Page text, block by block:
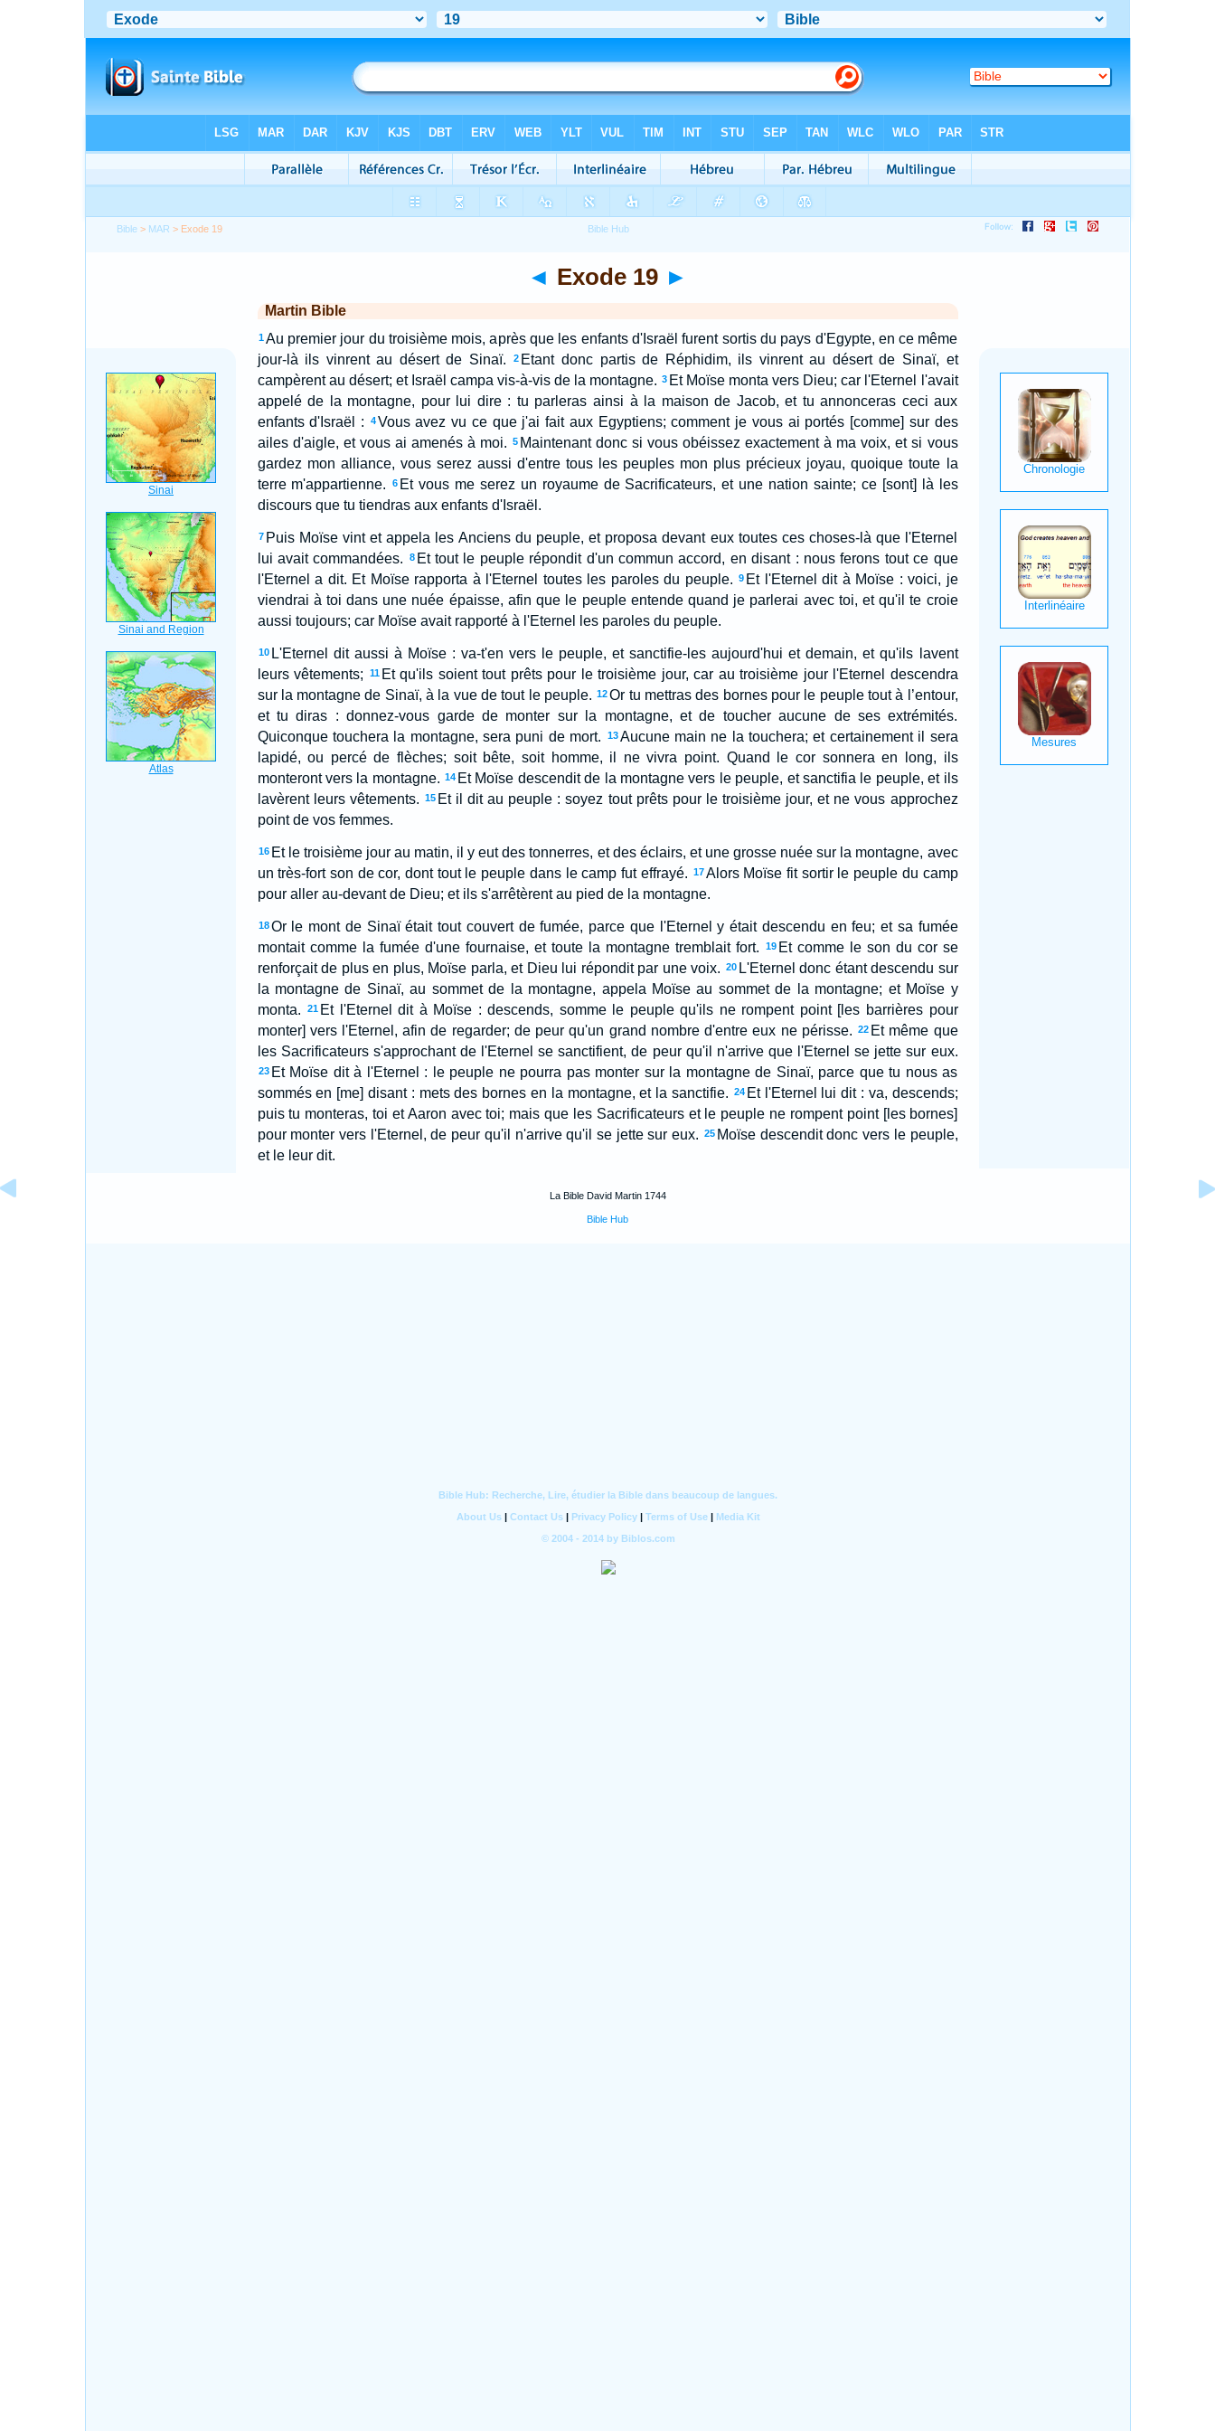
Bible > MAR > Exode 19
◄ Exode 19 ►
Martin Bible
1 Au premier jour du troisième mois, après que les enfants d'Israël furent sortis du pays d'Egypte, en ce même
jour-là ils vinrent au désert de Sinaï.
2 Etant donc partis de Réphidim, ils vinrent au désert de Sinaï, et
campèrent au désert; et Israël campa vis-à-vis de la montagne. 3 Et Moïse monta vers Dieu; car l'Eternel l'avait
appelé de la montagne, pour lui dire : tu parleras ainsi à la maison de Jacob, et tu annonceras ceci aux
enfants d'Israël :
4Vous avez vu ce que j'ai fait aux Egyptiens; comment je vous ai portés [comme] sur des
ailes d'aigle, et vous ai amenés à moi. 5 Maintenant donc si vous obéissez exactement à ma voix, et si vous
gardez mon alliance, vous serez aussi d'entre tous les peuples mon plus précieux joyau, quoique toute la
terre m'appartienne.
6 Et vous me serez un royaume de Sacrificateurs, et une nation sainte; ce [sont] là les
discours que tu tiendras aux enfants d'Israël.
7 Puis Moïse vint et appela les Anciens du peuple, et proposa devant eux toutes ces choses-là que l'Eternel
lui avait commandées.
8 Et tout le peuple répondit d'un commun accord, en disant : nous ferons tout ce que
l'Eternel a dit. Et Moïse rapporta à l'Eternel toutes les paroles du peuple. 9 Et l'Eternel dit à Moïse : voici, je
viendrai à toi dans une nuée épaisse, afin que le peuple entende quand je parlerai avec toi, et qu'il te croie
aussi toujours; car Moïse avait rapporté à l'Eternel les paroles du peuple.
10 L'Eternel dit aussi à Moïse : va-t'en vers le peuple, et sanctifie-les aujourd'hui et demain, et qu'ils lavent
leurs vêtements;
11 Et qu'ils soient tout prêts pour le troisième jour, car au troisième jour l'Eternel descendra
sur la montagne de Sinaï, à la vue de tout le peuple. 12Or tu mettras des bornes pour le peuple tout à l’entour,
et tu diras : donnez-vous garde de monter sur la montagne, et de toucher aucune de ses extrémités.
Quiconque touchera la montagne, sera puni de mort.
13 Aucune main ne la touchera; et certainement il sera
lapidé, ou percé de flèches; soit bête, soit homme, il ne vivra point. Quand le cor sonnera en long, ils
monteront vers la montagne. 14 Et Moïse descendit de la montagne vers le peuple, et sanctifia le peuple, et ils
lavèrent leurs vêtements. 15 Et il dit au peuple : soyez tout prêts pour le troisième jour, et ne vous approchez
point de vos femmes.
16 Et le troisième jour au matin, il y eut des tonnerres, et des éclairs, et une grosse nuée sur la montagne, avec
un très-fort son de cor, dont tout le peuple dans le camp fut effrayé. 17 Alors Moïse fit sortir le peuple du camp
pour aller au-devant de Dieu; et ils s'arrêtèrent au pied de la montagne.
18 Or le mont de Sinaï était tout couvert de fumée, parce que l'Eternel y était descendu en feu; et sa fumée
montait comme la fumée d'une fournaise, et toute la montagne tremblait fort.
19 Et comme le son du cor se
renforçait de plus en plus, Moïse parla, et Dieu lui répondit par une voix. 20 L'Eternel donc étant descendu sur
la montagne de Sinaï, au sommet de la montagne, appela Moïse au sommet de la montagne; et Moïse y
monta.
21 Et l'Eternel dit à Moïse : descends, somme le peuple qu'ils ne rompent point [les barrières pour
monter] vers l'Eternel, afin de regarder; de peur qu'un grand nombre d'entre eux ne périsse. 22 Et même que
les Sacrificateurs s'approchant de l'Eternel se sanctifient, de peur qu'il n'arrive que l'Eternel se jette sur eux.
23 Et Moïse dit à l'Eternel : le peuple ne pourra pas monter sur la montagne de Sinaï, parce que tu nous as
sommés en [me] disant : mets des bornes en la montagne, et la sanctifie. 24 Et l'Eternel lui dit : va, descends;
puis tu monteras, toi et Aaron avec toi; mais que les Sacrificateurs et le peuple ne rompent point [les bornes]
pour monter vers l'Eternel, de peur qu'il n'arrive qu'il se jette sur eux. 25 Moïse descendit donc vers le peuple,
et le leur dit.
La Bible David Martin 1744
Bible Hub